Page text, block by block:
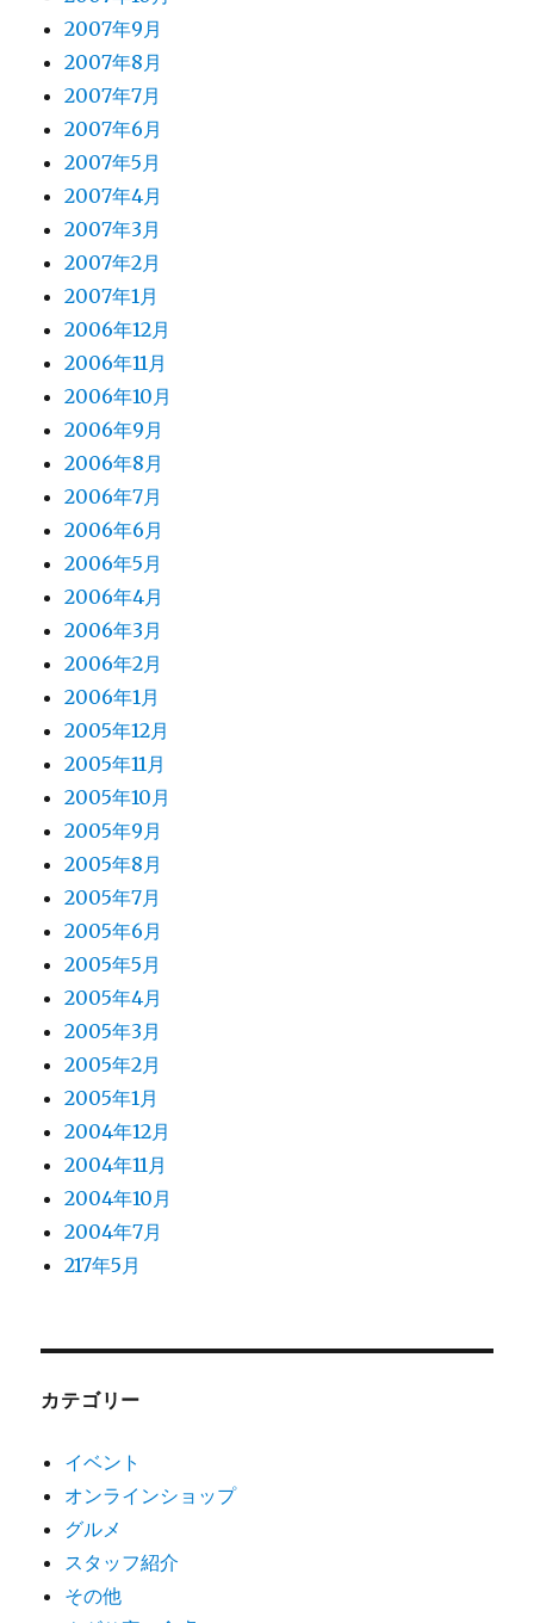
2007年9月
2007年8月
2007年7月
2007年6月
2007年5月
2007年4月
2007年3月
2007年2月
2007年1月
2006年12月
2006年11月
2006年10月
2006年9月
2006年8月
2006年7月
2006年6月
2006年5月
2006年4月
2006年3月
2006年2月
2006年1月
2005年12月
2005年11月
2005年10月
2005年9月
2005年8月
2005年7月
2005年6月
2005年5月
2005年4月
2005年3月
2005年2月
2005年1月
2004年12月
2004年11月
2004年10月
2004年7月
217年5月
カテゴリー
イベント
オンラインショップ
グルメ
スタッフ紹介
その他